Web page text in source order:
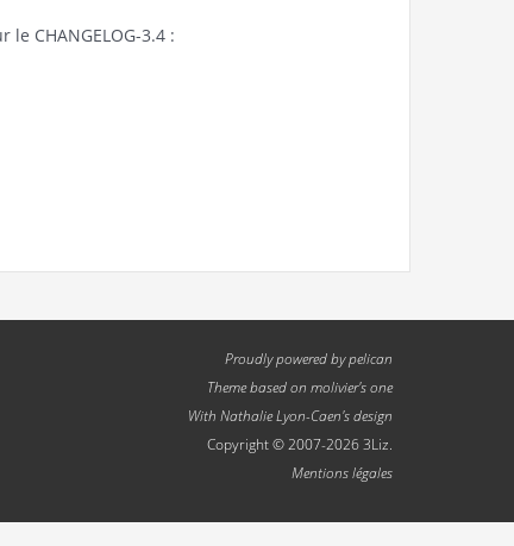
CHANGELOG-3.4 :
Proudly powered bypelican
Theme based on molivier's one
With Nathalie Lyon-Caen's design
Copyright © 2007-2026 3Liz.
Mentions légales